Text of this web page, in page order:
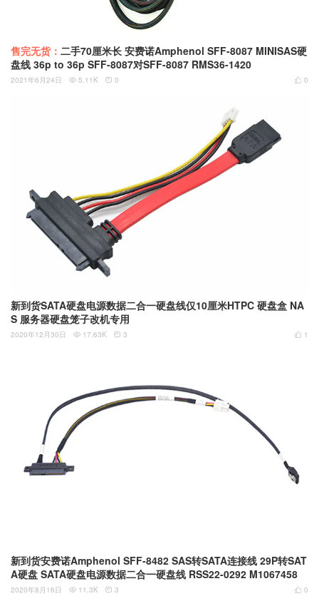
售完无货： 二手70厘米长 安费诺Amphenol SFF-8087 MINISAS硬
盘线 36p to 36p SFF-8087对SFF-8087 RMS36-1420
 0
2021年6月24日  5.11K  0
新到货SATA硬盘电源数据二合一硬盘线仅10厘米HTPC 硬盘盒 NA
S 服务器硬盘笼子改机专用
 1
2020年12月30日  17.63K  3
新到货安费诺Amphenol SFF-8482 SAS转SATA连接线 29P转SAT
A硬盘 SATA硬盘电源数据二合一硬盘线 RSS22-0292 M1067458
 0
2020年8月16日  11.3K  3